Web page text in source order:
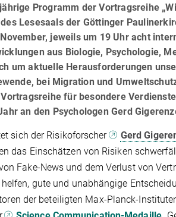
Programm der Vortragsreihe
Lesesaals der Göttinger
jeweils um 19 Uhr acht
aus Biologie, Psychologie,
um aktuelle Herausforderungen
bei Migration und
für besondere
an den Psychologen Gerd
sich der Risikoforscher Gerd
das Einschätzen von Risiken
Fake-News und dem Verlust von
gute und unabhängige
der beteiligten Max-Planck-